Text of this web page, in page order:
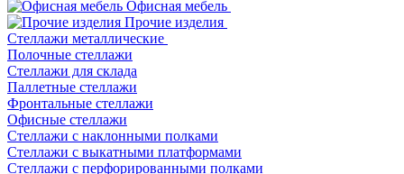
Офисная мебель
Прочие изделия
Стеллажи металлические
Полочные стеллажи
Стеллажи для склада
Паллетные стеллажи
Фронтальные стеллажи
Офисные стеллажи
Стеллажи с наклонными полками
Стеллажи с выкатными платформами
Стеллажи с перфорированными полками